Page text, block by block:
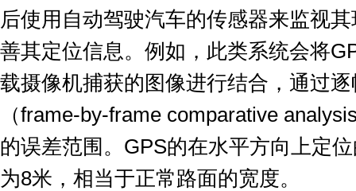
后使用自动驾驶汽车的传感器来监视
善其定位信息。例如，此类系统会将
载摄像机捕获的图像进行结合，通过
（frame-by-frame comparative
的误差范围。 GPS的在水平方向上定
为8米，相当于正常路面的宽度。